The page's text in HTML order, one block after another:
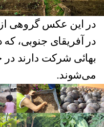
در آفریقای جنوبی،
بهائی شرکت دارند در
می‌شوند.